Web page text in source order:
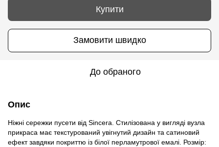
Купити
Замовити швидко
До обраного
Опис
Ніжні сережки пусети від Sincera. Стилізована у вигляді вузла
прикраса має текстурований увігнутий дизайн та сатиновий
ефект завдяки покриттю із білої перламутрової емалі. Розмір: